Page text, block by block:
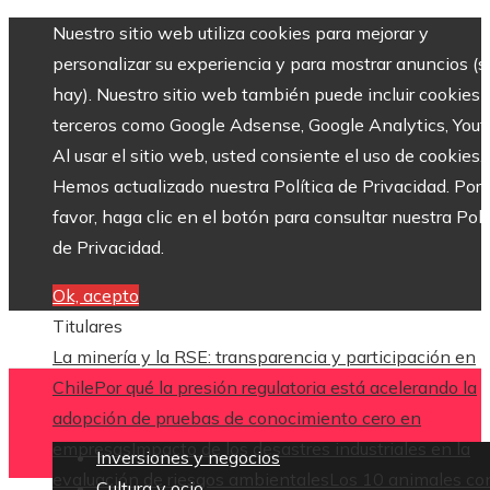
Nuestro sitio web utiliza cookies para mejorar y
personalizar su experiencia y para mostrar anuncios
hay). Nuestro sitio web también puede incluir cookies
terceros como Google Adsense, Google Analytics,
Al usar el sitio web, usted consiente el uso de cookies.
Hemos actualizado nuestra Política de Privacidad. Por
favor, haga clic en el botón para consultar nuestra
de Privacidad.
Ok, acepto
Titulares
La minería y la RSE: transparencia y participación en
ChilePor qué la presión regulatoria está acelerando la
adopción de pruebas de conocimiento cero en
empresasImpacto de los desastres industriales en la
evaluación de riesgos ambientales
Los 10 animales
Inversiones y negocios